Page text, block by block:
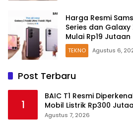
Harga Resmi
Series dan Galaxy
Mulai Rp19 Jutaan
TEKNO Agustus 6,
Post Terbaru
1
BAIC T1 Resmi
Mobil Listrik Rp300
Pasar EV
Agustus 7, 2026